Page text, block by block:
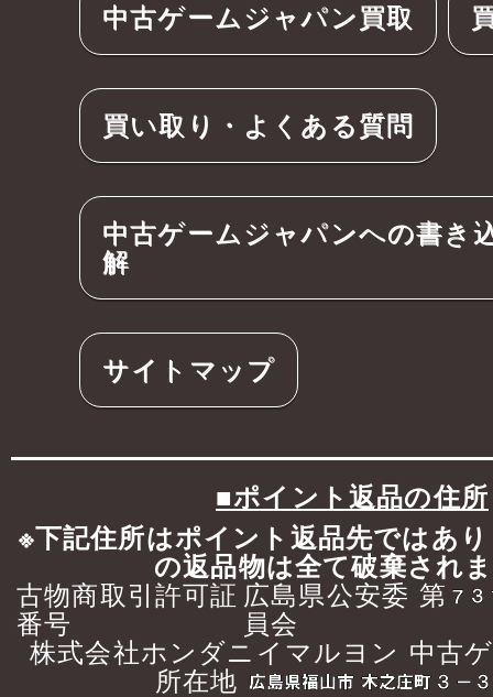
中古ゲームジャパン買取
買い取り・よくある質問
中古ゲームジャパンへの書き
解
サイトマップ
■ポイント返品の住所
※下記住所はポイント返品先ではあ
の返品物は全て破棄され
古物商取引許可証
番号
広島県公安委
員会
第
株式会社ホンダニイマルヨン 中古
所在地